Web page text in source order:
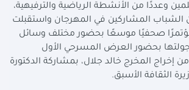
وعددًا من الأنشطة الرياضية والترفيهية،
الشباب المشاركين في المهرجان واستقبلت
صحفيًا موسعًا بحضور مختلف وسائل
جولتها بحضور العرض المسرحي الأول
إخراج المخرج خالد جلال، بمشاركة الدكتورة
الثقافة الأسبق.